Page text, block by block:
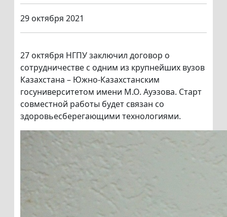
29 октября 2021
27 октября НГПУ заключил договор о
сотрудничестве с одним из крупнейших вузов
Казахстана – Южно-Казахстанским
госуниверситетом имени М.О. Ауэзова. Старт
совместной работы будет связан со
здоровьесберегающими технологиями.